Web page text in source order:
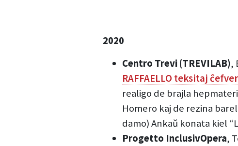
2020
Centro Trevi (TREVILAB),
RAFFAELLO teksitaj
realigo de brajla
Homero kaj de rezina
damo) Ankaŭ konata kiel
Progetto InclusivOpera,